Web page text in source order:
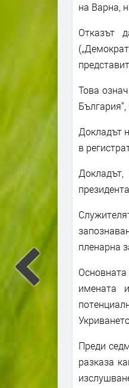
на Варна,
Отказът
Това
Докладът
в
пленарна
имената
Преди
разказа